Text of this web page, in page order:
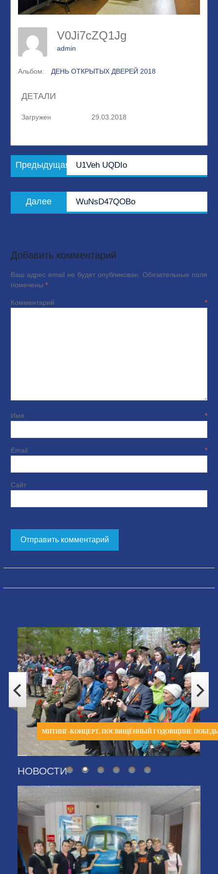
V0Ji7cZQ1Jg
admin
Альбом: ДЕНЬ ОТКРЫТЫХ ДВЕРЕЙ 2018
ДЕТАЛИ
Загружен 29.03.2018
Навигация
по
Предыдущая
запись:
U1Veh UQDIo
Далее
запись:
WuNsD47QOBo
Добавить комментарий
Ваш адрес email не будет опубликован.
Обязательные поля
помечены *
Комментарий*
Имя*
Email*
Сайт
МИТИНГ-КОНЦЕРТ, ПОСВЯЩЁННЫЙ ГОДОВЩИНЕ
НОВОСТИ